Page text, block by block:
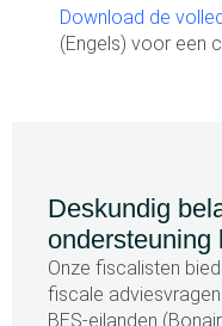
Download de
(Engels) voor een
Deskundig
ondersteuning
Onze fiscalisten
fiscale
BES-eilanden